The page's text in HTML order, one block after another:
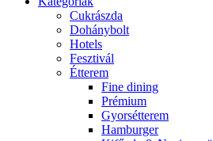
Cukrászda
Dohánybolt
Hotels
Fesztivál
Étterem
Fine dining
Prémium
Gyorsétterem
Hamburger